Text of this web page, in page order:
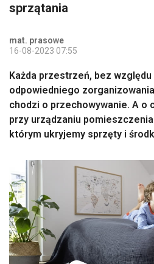
sprzątania
mat. prasowe
16-08-2023 07:55
Każda przestrzeń, bez
odpowiedniego
chodzi o przechowywanie. A o
przy urządzaniu
którym ukryjemy sprzęty i